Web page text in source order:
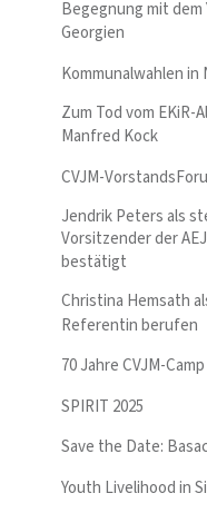
Begegnung mit dem
Georgien
Kommunalwahlen in
Zum Tod vom EKiR-
Manfred Kock
CVJM-
Jendrik Peters als
Vorsitzender der
bestätigt
Christina Hemsath
Referentin berufen
70 Jahre CVJM-
SPIRIT 2025
Save the Date:
Youth Livelihood in